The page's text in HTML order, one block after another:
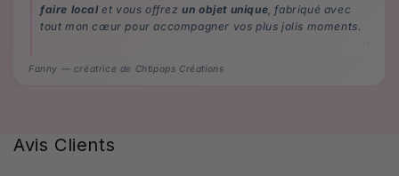
faire local et vous offrezun objet unique , fabriqué avec
tout mon cœur pour accompagner vos plus jolis moments.
Fanny — créatrice de Chtipops Créations
Avis Clients